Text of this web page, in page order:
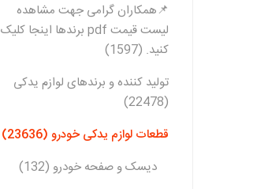
📌همکاران گرامی جهت مشاهده
لیست قیمت pdf برندها اینجا کلیک
کنید. (1597)
تولید کننده و برندهای لوازم یدکی
(22478)
قطعات لوازم یدکی خودرو (23636)
دیسک و صفحه خودرو (132)